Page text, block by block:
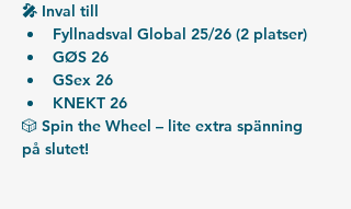
🎤 Inval till
Fyllnadsval Global 25/26 (2 platser)
GØS 26
GSex 26
KNEKT 26
🎲 Spin the Wheel – lite extra spänning
på slutet!